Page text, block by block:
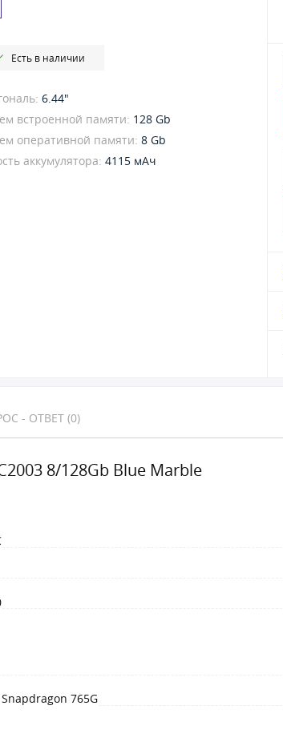
Есть в наличии
6.44"
встроенной памяти: 128 Gb
оперативной памяти: 8 Gb
аккумулятора: 4115 мАч
- ОТВЕТ (0)
8/128Gb Blue Marble
765G